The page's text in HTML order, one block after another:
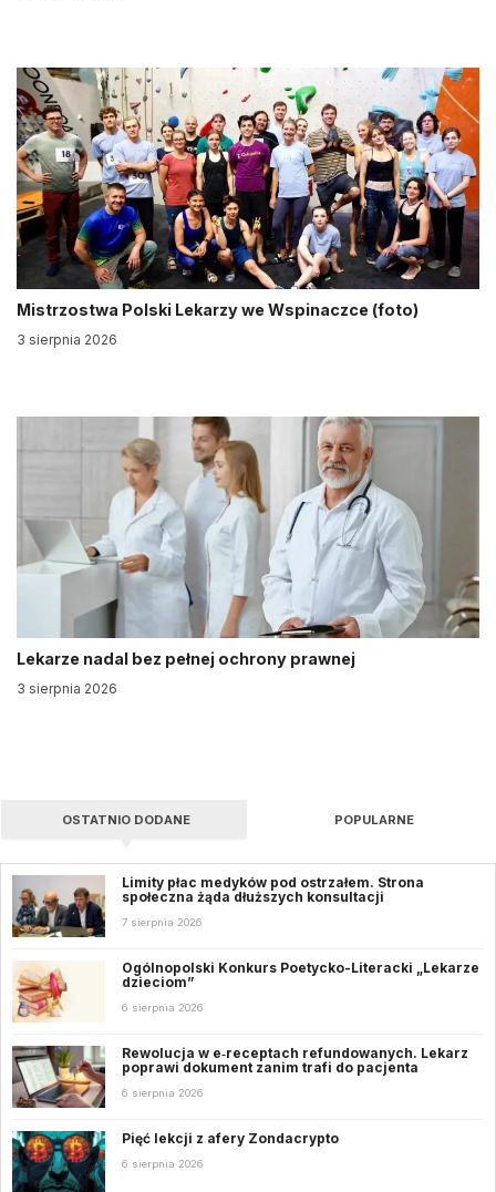
Mistrzostwa Polski Lekarzy we Wspinaczce (foto)
3 sierpnia 2026
Lekarze nadal bez pełnej ochrony prawnej
3 sierpnia 2026
OSTATNIO DODANE POPULARNE
Limity płac medyków pod ostrzałem. Strona
społeczna żąda dłuższych konsultacji
7 sierpnia 2026
Ogólnopolski Konkurs Poetycko-Literacki „Lekarze
dzieciom”
6 sierpnia 2026
Rewolucja w e‑receptach refundowanych. Lekarz
poprawi dokument zanim trafi do pacjenta
6 sierpnia 2026
Pięć lekcji z afery Zondacrypto
6 sierpnia 2026